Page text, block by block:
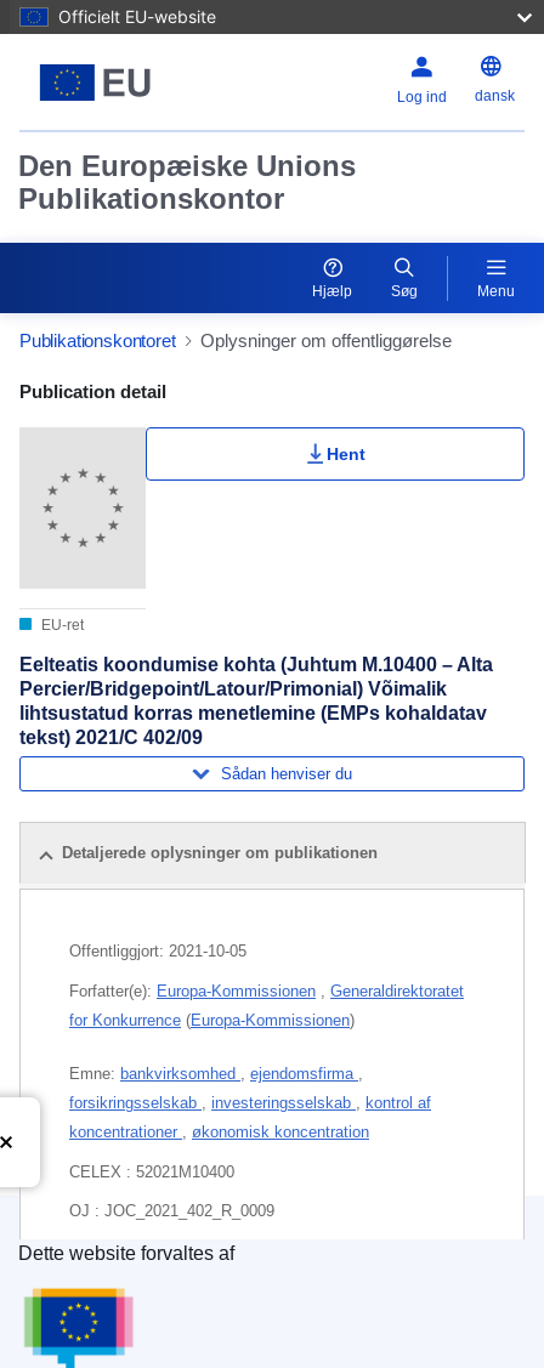
Officielt EU-website
Log ind dansk
Den Europæiske Unions
Publikationskontor
Hjælp Søg Menu
Publikationskontoret Oplysninger om offentliggørelse
Publication Detail Actions Portlet
Publication detail
EU-ret
Hent
Eelteatis koondumise kohta (Juhtum M.10400 – Alta
Percier/Bridgepoint/Latour/Primonial) Võimalik
lihtsustatud korras menetlemine (EMPs kohaldatav
tekst) 2021/C 402/09
Sådan henviser du
Detaljerede oplysninger om publikationen
Offentliggjort: 2021-10-05
Forfatter(e): Europa-Kommissionen , Generaldirektoratet
for Konkurrence (Europa-Kommissionen)
Emne: bankvirksomhed , ejendomsfirma ,
forsikringsselskab , investeringsselskab , kontrol af
koncentrationer , økonomisk koncentration
CELEX : 52021M10400
OJ : JOC_2021_402_R_0009
IMMC : PUB(2021)772/1517409
Den Europæiske Unions Publikationskontor
Dette website forvaltes af